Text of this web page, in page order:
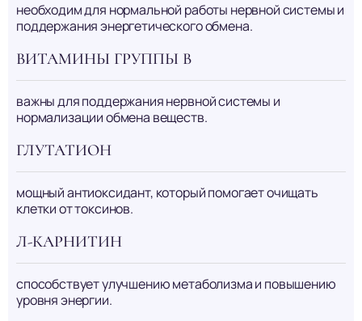
необходим для нормальной работы нервной системы и
поддержания энергетического обмена.
ВИТАМИНЫ ГРУППЫ B
важны для поддержания нервной системы и
нормализации обмена веществ.
ГЛУТАТИОН
мощный антиоксидант, который помогает очищать
клетки от токсинов.
Л-КАРНИТИН
способствует улучшению метаболизма и повышению
уровня энергии.